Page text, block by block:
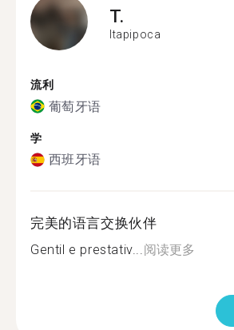
T.
Itapipoca
流利
葡萄牙语
学
西班牙语
完美的语言交换伙伴
Gentil e prestativ...阅读更多